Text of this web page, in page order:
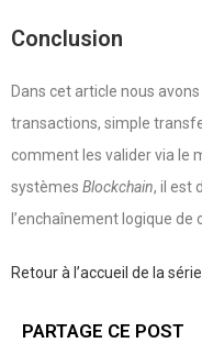
Conclusion
Dans cet article nous
transactions, simple
comment les valider via le
systèmes Blockchain, il est
l’enchaînement logique de
Retour à l’accueil de la série
PARTAGE CE POST